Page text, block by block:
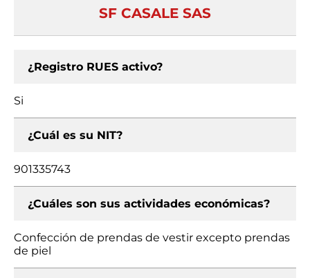
SF CASALE SAS
¿Registro RUES activo?
Si
¿Cuál es su NIT?
901335743
¿Cuáles son sus actividades económicas?
Confección de prendas de vestir excepto prendas
de piel